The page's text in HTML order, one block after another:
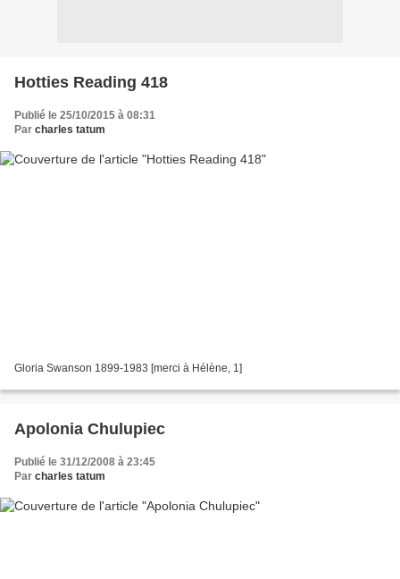
Hotties Reading 418
Publié le 25/10/2015 à 08:31
Par charles tatum
Gloria Swanson 1899-1983 [merci à Hélène, 1]
Apolonia Chulupiec
Publié le 31/12/2008 à 23:45
Par charles tatum